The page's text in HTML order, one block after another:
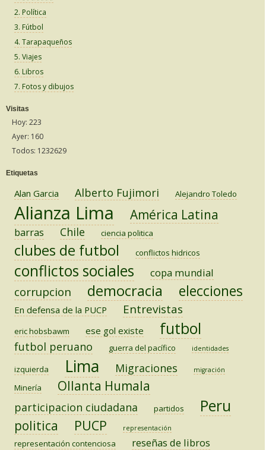
2. Política
3. Fútbol
4. Tarapaqueños
5. Viajes
6. Libros
7. Fotos y dibujos
Visitas
Hoy: 223
Ayer: 160
Todos: 1232629
Etiquetas
Alan Garcia Alberto Fujimori Alejandro Toledo
Alianza Lima América Latina
barras Chile ciencia politica
clubes de futbol conflictos hidricos
conflictos sociales copa mundial
corrupcion democracia elecciones
En defensa de la PUCP Entrevistas
eric hobsbawm ese gol existe futbol
futbol peruano guerra del pacífico identidades
izquierda Lima Migraciones migración
Minería Ollanta Humala
participacion ciudadana partidos Peru
politica PUCP representación
representación contenciosa reseñas de libros